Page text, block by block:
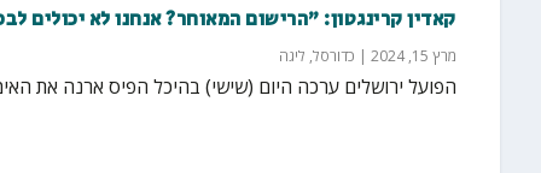
קאדין קרינגטון: "הרישום המאוחר? אנחנו לא יכולים
מרץ 15, 2024 | כדורסל, ליגה
הפועל ירושלים ערכה היום (שישי) בהיכל הפיס ארנה את